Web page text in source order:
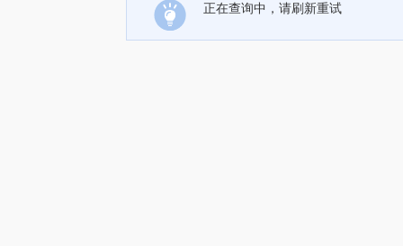
正在查询中，请刷新重试